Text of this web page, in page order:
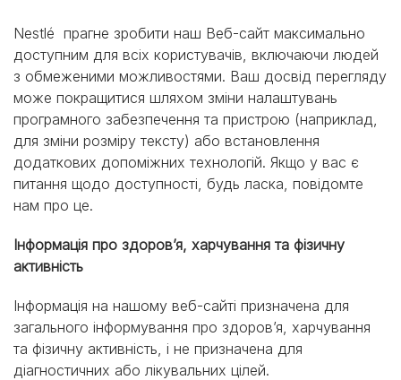
Nestlé прагне зробити наш Веб-сайт максимально
доступним для всіх користувачів, включаючи людей
з обмеженими можливостями. Ваш досвід перегляду
може покращитися шляхом зміни налаштувань
програмного забезпечення та пристрою (наприклад,
для зміни розміру тексту) або встановлення
додаткових допоміжних технологій. Якщо у вас є
питання щодо доступності, будь ласка, повідомте
нам про це.
Інформація про здоров’я, харчування та фізичну
активність
Інформація на нашому веб-сайті призначена для
загального інформування про здоров’я, харчування
та фізичну активність, і не призначена для
діагностичних або лікувальних цілей.